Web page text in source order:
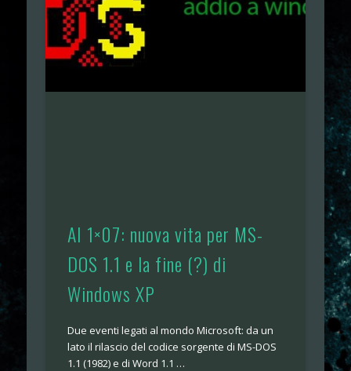
AI 1×07: nuova vita per MS-
DOS 1.1 e la fine (?) di
Windows XP
Due eventi legati al mondo Microsoft: da un
lato il rilascio del codice sorgente di MS-DOS
1.1 (1982) e di Word 1.1 …